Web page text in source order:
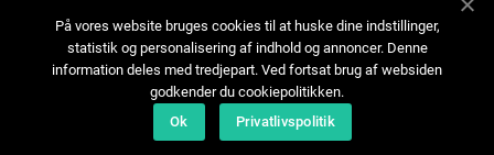
Kontakta oss
Sitemap
På vores website bruges cookies til at huske dine indstillinger,
statistik og personalisering af indhold og annoncer. Denne
information deles med tredjepart. Ved fortsat brug af websiden
godkender du cookiepolitikken.
Ok
Privatlivspolitik